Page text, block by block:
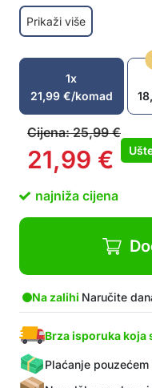
vjetrobransko staklo
Recite zbogom
Jednostavno
Pogodan za
Magneti
Jednostavan za
Može se koristiti
Paket sadrži 1x
Prikaži više
1x
21,99 €/komad
Cijena:25,99€
21,99 €
najniža cijena
Na zalihi Naručite
Brza isporuka koja
Plaćanje pouzećem